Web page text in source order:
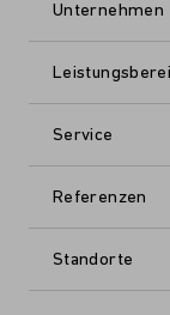
Unternehmen
Service
Referenzen
Standorte